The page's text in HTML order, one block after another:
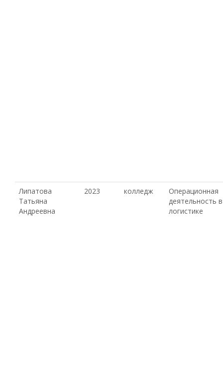
Липатова
Татьяна
Андреевна
2023 колледж
Операционная
деятельность в
логистике